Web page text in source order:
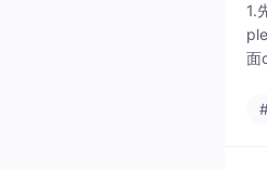
1.
面